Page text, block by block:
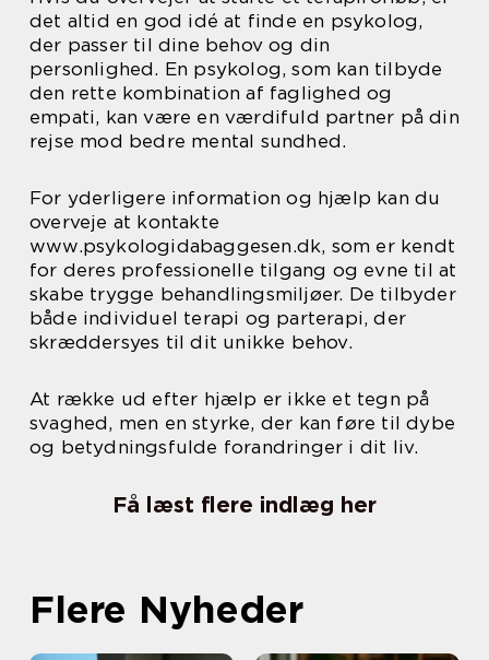
det altid en god idé at finde en psykolog,
der passer til dine behov og din
personlighed. En psykolog, som kan tilbyde
den rette kombination af faglighed og
empati, kan være en værdifuld partner på din
rejse mod bedre mental sundhed.
For yderligere information og hjælp kan du
overveje at kontakte
www.psykologidabaggesen.dk, som er kendt
for deres professionelle tilgang og evne til at
skabe trygge behandlingsmiljøer. De tilbyder
både individuel terapi og parterapi, der
skræddersyes til dit unikke behov.
At række ud efter hjælp er ikke et tegn på
svaghed, men en styrke, der kan føre til dybe
og betydningsfulde forandringer i dit liv.
Få læst flere indlæg her
Flere Nyheder